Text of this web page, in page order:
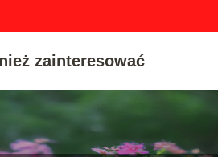
zainteresować